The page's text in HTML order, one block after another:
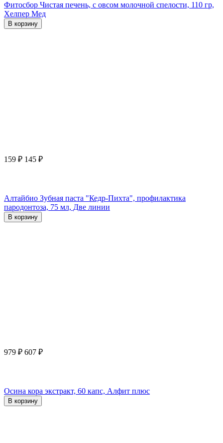
Фитосбор Чистая печень, с овсом молочной спелости, 110 гр,
Хелпер Мед
В корзину
159 ₽ 145 ₽
Алтайбио Зубная паста "Кедр-Пихта", профилактика
пародонтоза, 75 мл, Две линии
В корзину
979 ₽ 607 ₽
Осина кора экстракт, 60 капс, Алфит плюс
В корзину